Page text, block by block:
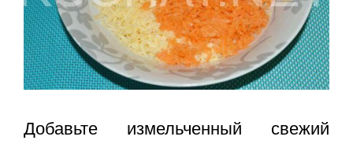
Добавьте измельченный свежий